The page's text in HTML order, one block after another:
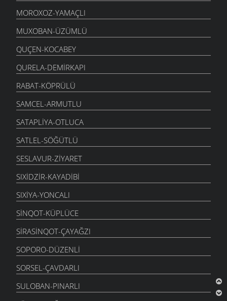
MOROXOZ-YAMAÇLI
MUXOBAN-ÜZÜMLÜ
QUÇEN-KOCABEY
QURELA-DEMIRKAPI
RABAT-KÖPRÜLÜ
SAMCEL-ARMUTLU
SATAPLIYA-OTLUCA
SATLEL-SÖĞÜTLÜ
SESLAVUR-ZIYARET
SIXIDZIR-KAYADIBI
SIXIYA-YONCALI
SINQOT-KÜPLÜCE
SIRASINQOT-ÇAYAĞZI
SOPORO-DÜZENLI
SORSEL-ÇAVDARLI
SULOBAN-PINARLI